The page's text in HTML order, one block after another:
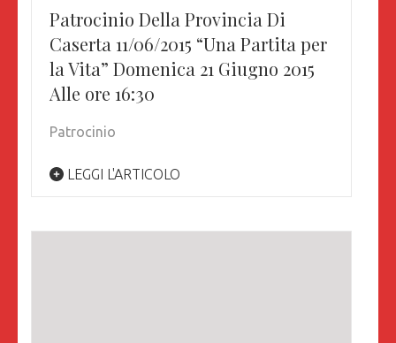
Patrocinio Della Provincia Di
Caserta 11/06/2015 “Una Partita per
la Vita” Domenica 21 Giugno 2015
Alle ore 16:30
Patrocinio
LEGGI L'ARTICOLO